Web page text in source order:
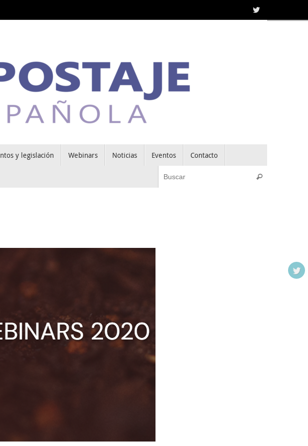
y legislación Webinars Noticias Eventos Contacto
Buscar